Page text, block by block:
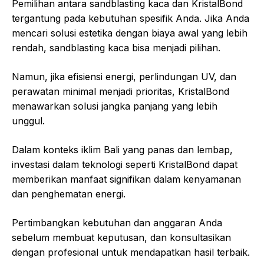
Pemilihan antara sandblasting kaca dan KristalBond
tergantung pada kebutuhan spesifik Anda. Jika Anda
mencari solusi estetika dengan biaya awal yang lebih
rendah, sandblasting kaca bisa menjadi pilihan.
Namun, jika efisiensi energi, perlindungan UV, dan
perawatan minimal menjadi prioritas, KristalBond
menawarkan solusi jangka panjang yang lebih
unggul.
Dalam konteks iklim Bali yang panas dan lembap,
investasi dalam teknologi seperti KristalBond dapat
memberikan manfaat signifikan dalam kenyamanan
dan penghematan energi.
Pertimbangkan kebutuhan dan anggaran Anda
sebelum membuat keputusan, dan konsultasikan
dengan profesional untuk mendapatkan hasil terbaik.